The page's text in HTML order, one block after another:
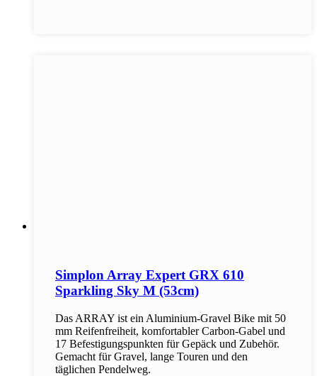
Simplon Array Expert GRX 610
Sparkling Sky M (53cm)
Das ARRAY ist ein Aluminium-Gravel Bike mit 50
mm Reifenfreiheit, komfortabler Carbon-Gabel und
17 Befestigungspunkten für Gepäck und Zubehör.
Gemacht für Gravel, lange Touren und den
täglichen Pendelweg.